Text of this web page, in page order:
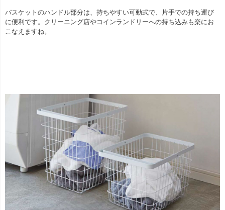
バスケットのハンドル部分は、持ちやすい可動式で、片手での持ち運び
に便利です。クリーニング店やコインランドリーへの持ち込みも楽にお
こなえますね。